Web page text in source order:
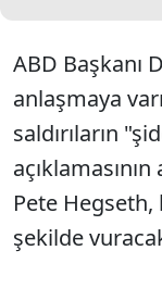
ABD Başkanı
anlaşmaya
saldırıların
Pete Hegseth,
şekilde